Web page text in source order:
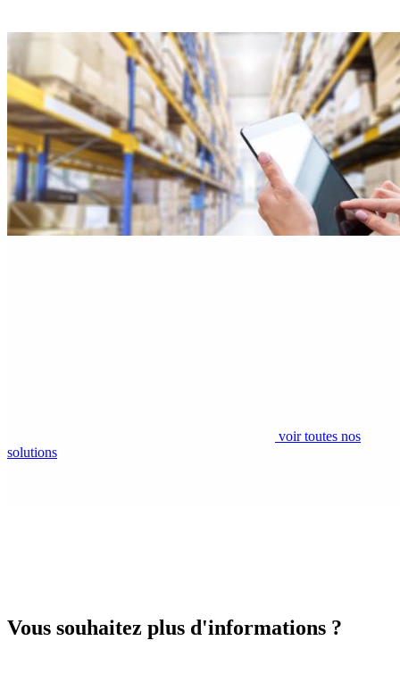
voir toutes nos
solutions
Vous souhaitez plus d'informations ?